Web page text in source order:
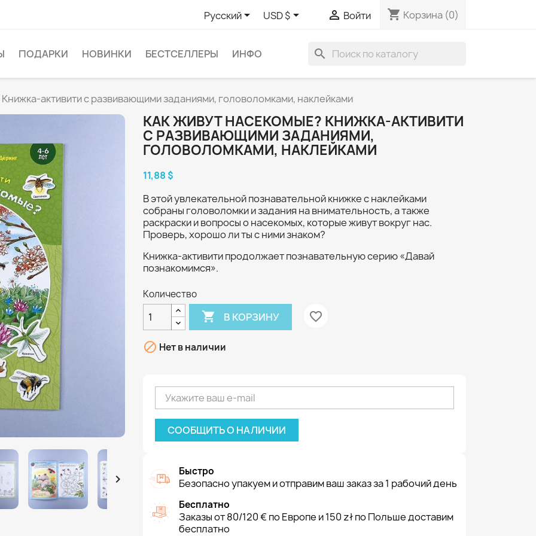
Русский USD $  Войти shopping_cart Корзина (0)
ПОДАРКИ НОВИНКИ БЕСТСЕЛЛЕРЫ ИНФО search
активити с развивающими заданиями, головоломками, наклейками

КАК ЖИВУТ НАСЕКОМЫЕ? КНИЖКА-АКТИВИТИ
С РАЗВИВАЮЩИМИ ЗАДАНИЯМИ,
ГОЛОВОЛОМКАМИ, НАКЛЕЙКАМИ
11,88 $
В этой увлекательной познавательной книжке с наклейками
собраны головоломки и задания на внимательность, а также
раскраски и вопросы о насекомых, которые живут вокруг нас.
Проверь, хорошо ли ты с ними знаком?
Книжка-активити продолжает познавательную серию «Давай
познакомимся».
Количество
 В КОРЗИНУ favorite_border
 Нет в наличии
СООБЩИТЬ О НАЛИЧИИ
Быстро
Безопасно упакуем и отправим ваш заказ за 1 рабочий день
Бесплатно
Заказы от 80/120 € по Европе и 150 zł по Польше доставим
бесплатно